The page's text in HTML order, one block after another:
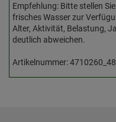
Empfehlung: Bitte stellen
frisches Wasser zur
Alter, Aktivität, Belastung,
deutlich abweichen.
Artikelnummer: 4710260_48